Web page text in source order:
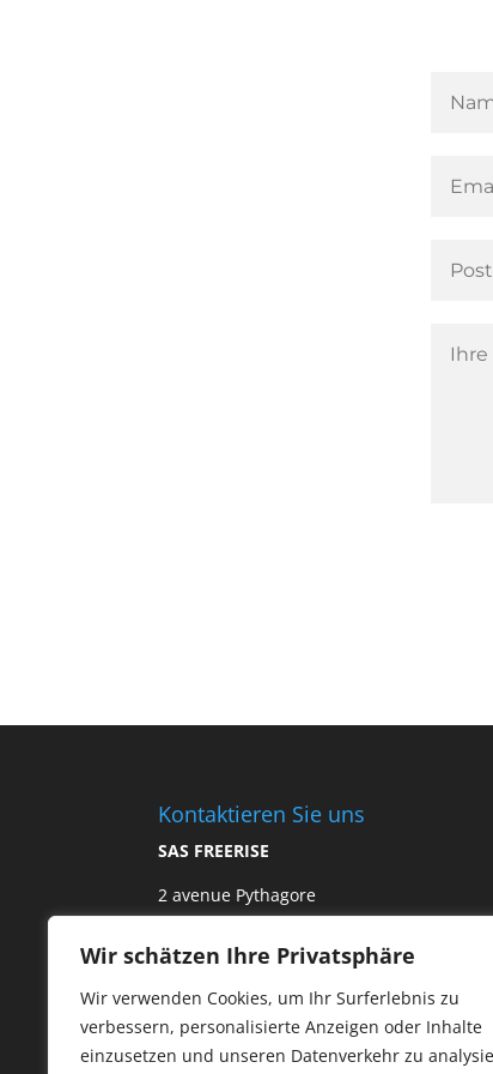
Wir schätzen Ihre Privatsphäre
Wir verwenden Cookies, um Ihr Surferlebnis zu
verbessern, personalisierte Anzeigen oder Inhalte
einzusetzen und unseren Datenverkehr zu
Kontaktieren Sie uns
SAS FREERISE
2 avenue Pythagore
BAL 33
06560 VALBONNE, France
französische Nummer:+33 4 92
38 96 50
Email : info@exhale-europe.com